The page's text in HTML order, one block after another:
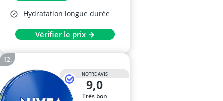
Hydratation longue durée
Vérifier le prix →
NOTRE AVIS
9,0
Très bon